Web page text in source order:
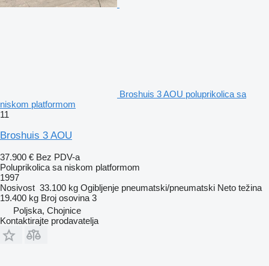
Broshuis 3 AOU poluprikolica sa
niskom platformom
11
Broshuis 3 AOU
37.900 € Bez PDV-a
Poluprikolica sa niskom platformom
1997
Nosivost 33.100 kg Ogibljenje pneumatski/pneumatski Neto težina
19.400 kg Broj osovina 3
Poljska, Chojnice
Kontaktirajte prodavatelja